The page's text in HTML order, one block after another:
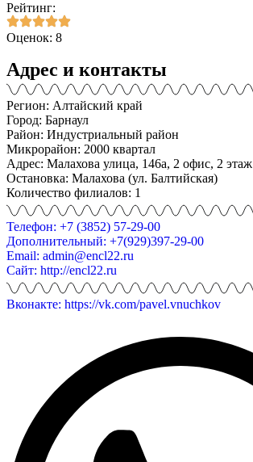
Рейтинг:
Оценок: 8
Адрес и контакты
Регион: Алтайский край
Город: Барнаул
Район: Индустриальный район
Микрорайон: 2000 квартал
Адрес: Малахова улица, 146а, 2 офис, 2 этаж
Остановка: Малахова (ул. Балтийская)
Количество филиалов: 1
Телефон: +7 (3852) 57-29-00
Дополнительный: +7(929)397-29-00
Email: admin@encl22.ru
Сайт: http://encl22.ru
Вконакте: https://vk.com/pavel.vnuchkov